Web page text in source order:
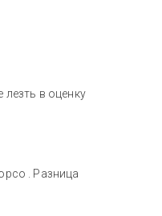
в оценку
. Разница